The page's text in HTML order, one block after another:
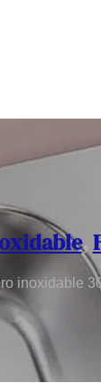
,
inoxidable